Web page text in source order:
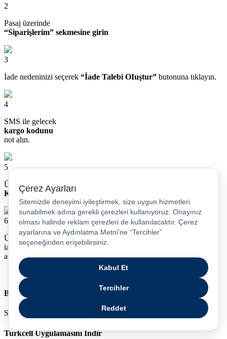
2
Pasaj üzerinde
“Siparişlerim” sekmesine girin
3
İade nedeninizi seçerek “İade Talebi OIuştur” butonuna tıklayın.
4
SMS ile gelecek
kargo kodunu
not alın.
5
Ürünü eksiksiz bir şekilde paketleyerek faturası ile birlikte
Kargo’ya 7 iş günü içinde teslim edin.
6
Ürün bize ulaştıktan sonra maksimum
iade talebiniz onaylandığında paranız otomatik olarak bankanıza
aktarılır.
Bizi Takip Edin
Sosyal medya hesaplarımızdan bizi takip edin, fırsatları kaçırmayın.
Turkcell Uygulamasını İndir